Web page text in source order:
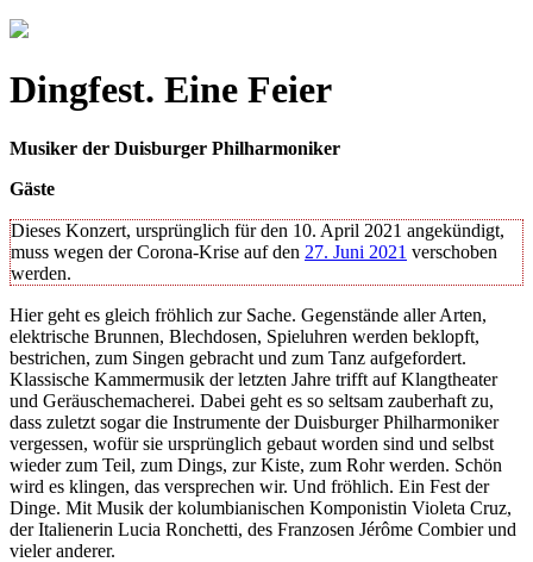
Dingfest. Eine Feier
Musiker der Duisburger Philharmoniker
Gäste
Dieses Konzert, ursprünglich für den 10. April 2021 angekündigt,
muss wegen der Corona-Krise auf den 27. Juni 2021 verschoben
werden.
Hier geht es gleich fröhlich zur Sache. Gegenstände aller Arten,
elektrische Brunnen, Blechdosen, Spieluhren werden beklopft,
bestrichen, zum Singen gebracht und zum Tanz aufgefordert.
Klassische Kammermusik der letzten Jahre trifft auf Klangtheater
und Geräuschemacherei. Dabei geht es so seltsam zauberhaft zu,
dass zuletzt sogar die Instrumente der Duisburger Philharmoniker
vergessen, wofür sie ursprünglich gebaut worden sind und selbst
wieder zum Teil, zum Dings, zur Kiste, zum Rohr werden. Schön
wird es klingen, das versprechen wir. Und fröhlich. Ein Fest der
Dinge. Mit Musik der kolumbianischen Komponistin Violeta Cruz,
der Italienerin Lucia Ronchetti, des Franzosen Jérôme Combier und
vieler anderer.